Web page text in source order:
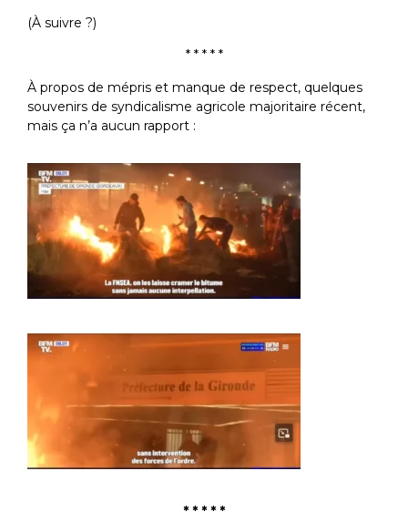
(À suivre ?)
* * * * *
À propos de mépris et manque de respect, quelques
souvenirs de syndicalisme agricole majoritaire récent,
mais ça n’a aucun rapport :
* * * * *